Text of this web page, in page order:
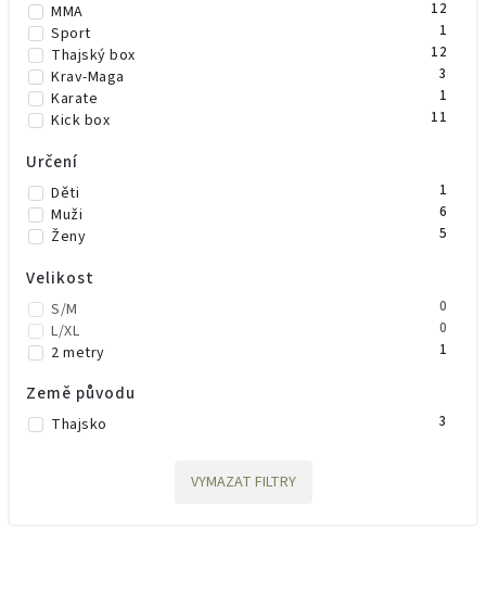
MMA 12
Sport 1
Thajský box 12
Krav-Maga 3
Karate 1
Kick box 11
Určení
Děti 1
Muži 6
Ženy 5
Velikost
S/M 0
L/XL 0
2 metry 1
Země původu
Thajsko 3
VYMAZAT FILTRY